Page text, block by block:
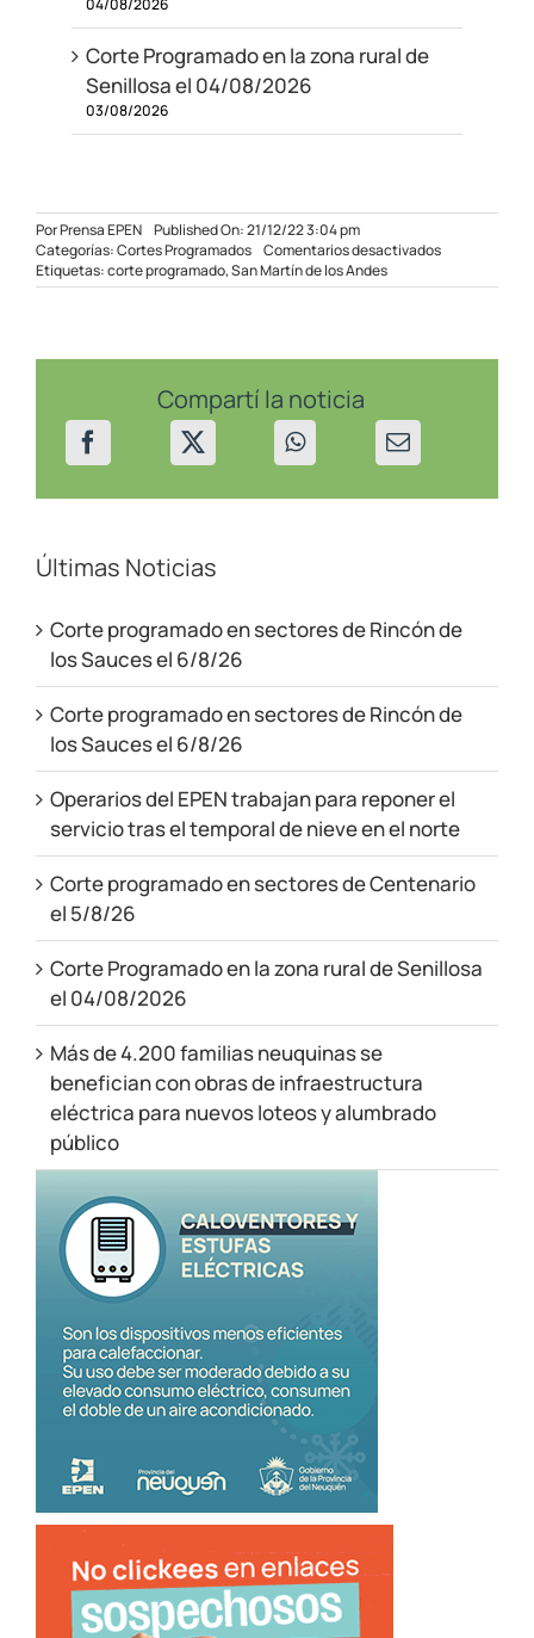
Corte Programado en la zona rural de
Senillosa el 04/08/2026
03/08/2026
PorPrensa EPEN Published On: 21/12/22 3:04 pm
Categorías:Cortes Programados Comentarios desactivadosen
programado
Etiquetas:corte programado,San Martín de los Andes
Compartí la noticia
Últimas Noticias
Corte programado en sectores de Rincón de
los Sauces el 6/8/26
Corte programado en sectores de Rincón de
los Sauces el 6/8/26
Operarios del EPEN trabajan para reponer el
servicio tras el temporal de nieve en el norte
Corte programado en sectores de Centenario
el 5/8/26
Corte Programado en la zona rural de Senillosa
el 04/08/2026
Más de 4.200 familias neuquinas se
benefician con obras de infraestructura
eléctrica para nuevos loteos y alumbrado
público